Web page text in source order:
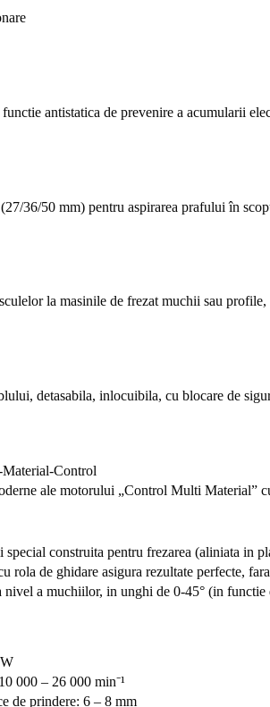
functie antistatica de prevenire a acumularii
36/50 mm) pentru aspirarea prafului în
la masinile de frezat muchii sau
detasabila, inlocuibila, cu blocare de
Control
ale motorului „Control Multi Material”
special construita pentru frezarea (aliniata in
rola de ghidare asigura rezultate perfecte,
nivel a muchiilor, in unghi de 0-45° (in functie
000 – 26 000 min⁻¹
de prindere: 6 – 8 mm